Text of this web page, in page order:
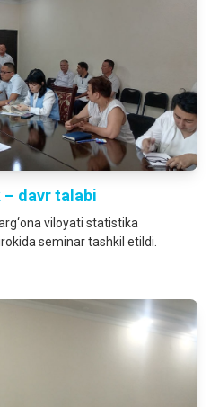
davr talabi
viloyati statistika
seminar tashkil etildi.